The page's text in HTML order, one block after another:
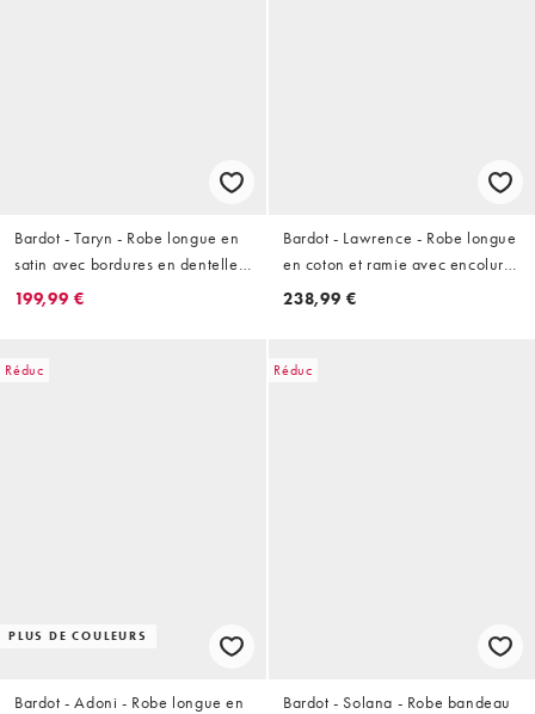
Bardot - Taryn - Robe longue en
satin avec bordures en dentelle
et détail torsadé - Jaune canari
199,99 €
Bardot - Lawrence - Robe longue
en coton et ramie avec encolure
dégagée et détail corset - Citron
238,99 €
Réduc
PLUS DE COULEURS
Bardot - Adoni - Robe longue en
Réduc
Bardot - Solana - Robe bandeau